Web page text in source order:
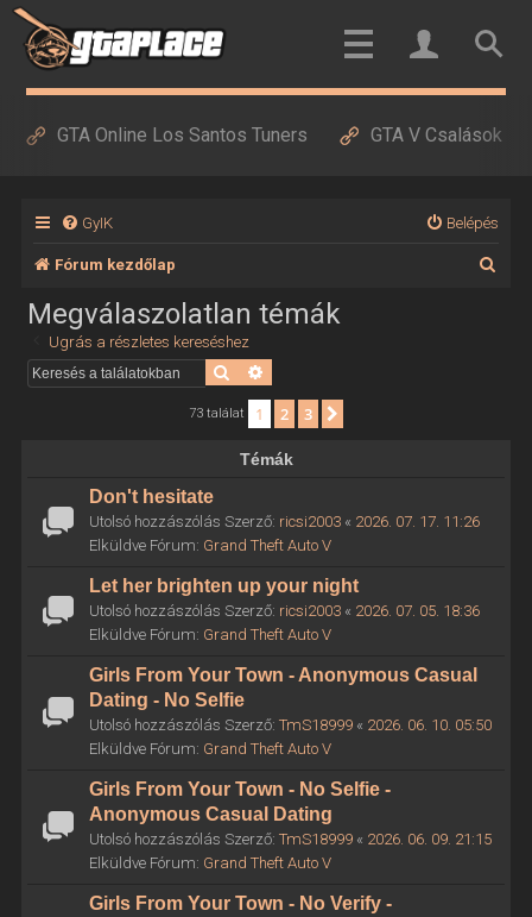
GTA Online Los Santos Tuners GTA V Csalások
GyIK Belépés
Fórum kezdőlap
Megválaszolatlan témák
Ugrás a részletes kereséshez
Keresés
73 találat 1 2 3
Témák
Don't hesitate
Utolsó hozzászólás Szerző: ricsi2003« 2026. 07. 17. 11:26
Elküldve Fórum: Grand Theft Auto V
Let her brighten up your night
Utolsó hozzászólás Szerző: ricsi2003« 2026. 07. 05. 18:36
Elküldve Fórum: Grand Theft Auto V
Girls From Your Town - Anonymous Casual
Dating - No Selfie
Utolsó hozzászólás Szerző: TmS18999« 2026. 06. 10. 05:50
Elküldve Fórum: Grand Theft Auto V
Girls From Your Town - No Selfie -
Anonymous Casual Dating
Utolsó hozzászólás Szerző: TmS18999« 2026. 06. 09. 21:15
Elküldve Fórum: Grand Theft Auto V
Girls From Your Town - No Verify -